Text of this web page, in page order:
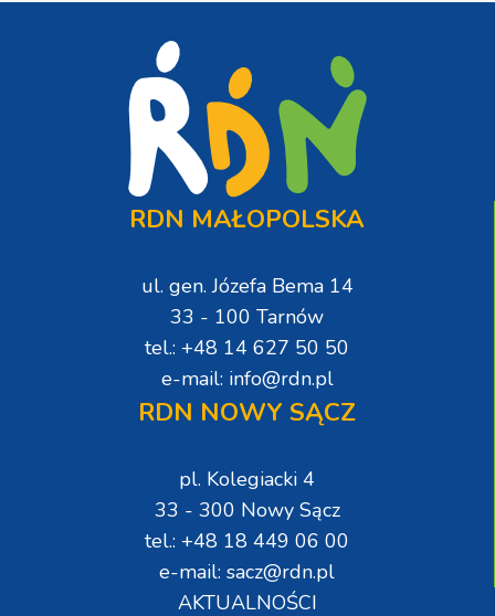
RDN MAŁOPOLSKA
ul. gen. Józefa Bema 14
33 - 100 Tarnów
tel.: +48 14 627 50 50
e-mail: info@rdn.pl
RDN NOWY SĄCZ
pl. Kolegiacki 4
33 - 300 Nowy Sącz
tel.: +48 18 449 06 00
e-mail: sacz@rdn.pl
AKTUALNOŚCI